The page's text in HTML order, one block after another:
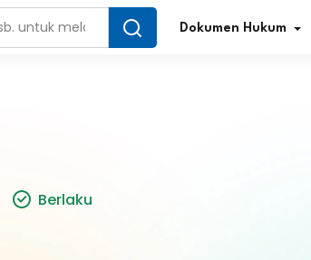
Dokumen Hukum
Regulasi
Berlaku